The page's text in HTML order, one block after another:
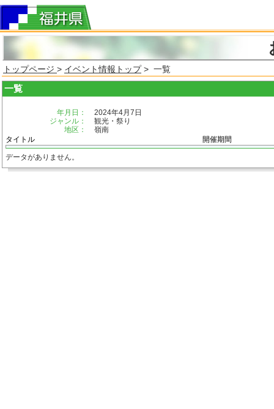
トップページ > イベント情報トップ> 一覧
一覧
年月日：
2024年4月7日
ジャンル：
観光・祭り
地区：
嶺南
タイトル
開催期間
データがありません。